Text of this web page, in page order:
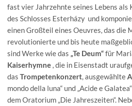
fast vier Jahrzehnte seines Lebens als
des Schlosses Esterházy und
einen Großteil eines Oeuvres, das die
revolutionierte und bis heute
sind Werke wie das „Te Deum“für
Kaiserhymne , die in Eisenstadt
das Trompetenkonzert, ausgewählte
mondo della luna“ und „Acide e
dem Oratorium „Die Jahreszeiten“.